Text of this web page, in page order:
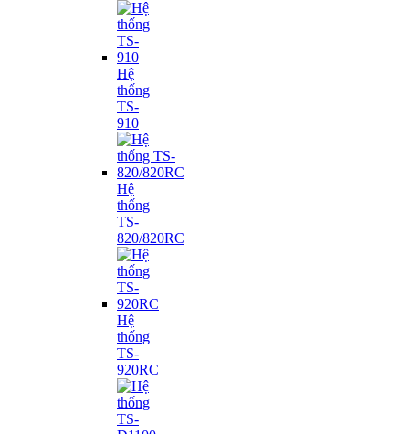
Hệ
thống
TS-
910
Hệ
thống
TS-
820/820RC
Hệ
thống
TS-
920RC